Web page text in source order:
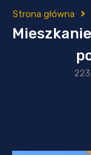
Strona główna